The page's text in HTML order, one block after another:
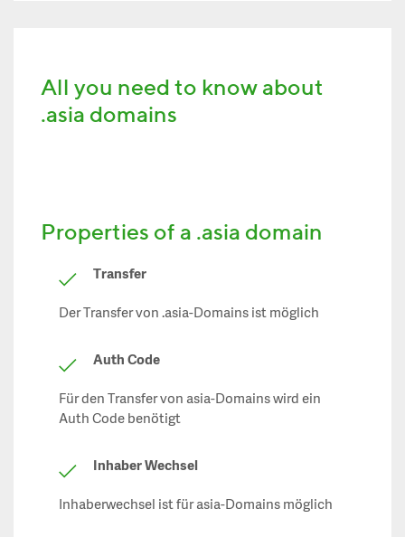
All you need to know about
.asia domains
Properties of a .asia domain
Transfer
Der Transfer von .asia-Domains ist möglich
Auth Code
Für den Transfer von asia-Domains wird ein
Auth Code benötigt
Inhaber Wechsel
Inhaberwechsel ist für asia-Domains möglich